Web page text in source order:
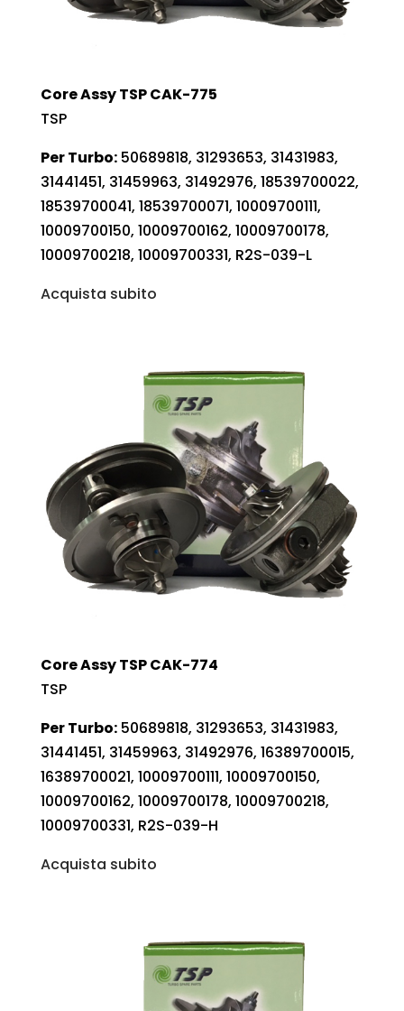
Core Assy TSP CAK-775
TSP
Per Turbo:50689818, 31293653, 31431983,
31441451, 31459963, 31492976, 18539700022,
18539700041, 18539700071, 10009700111,
10009700150, 10009700162, 10009700178,
10009700218, 10009700331, R2S-039-L
Acquista subito
Core Assy TSP CAK-774
TSP
Per Turbo:50689818, 31293653, 31431983,
31441451, 31459963, 31492976, 16389700015,
16389700021, 10009700111, 10009700150,
10009700162, 10009700178, 10009700218,
10009700331, R2S-039-H
Acquista subito